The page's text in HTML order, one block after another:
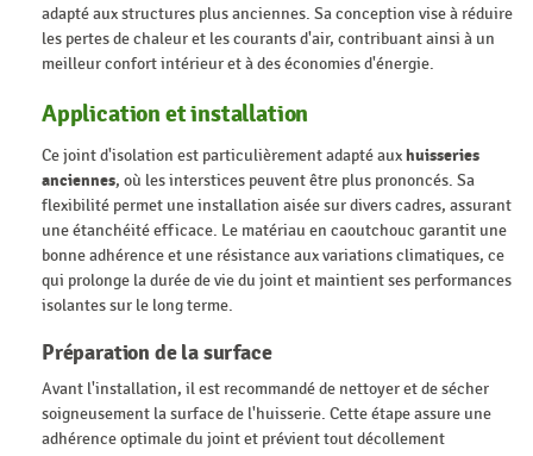
adapté aux structures plus anciennes. Sa conception vise à réduire
les pertes de chaleur et les courants d'air, contribuant ainsi à un
meilleur confort intérieur et à des économies d'énergie.
Application et installation
Ce joint d'isolation est particulièrement adapté auxhuisseries
anciennes, où les interstices peuvent être plus prononcés. Sa
flexibilité permet une installation aisée sur divers cadres, assurant
une étanchéité efficace. Le matériau en caoutchouc garantit une
bonne adhérence et une résistance aux variations climatiques, ce
qui prolonge la durée de vie du joint et maintient ses performances
isolantes sur le long terme.
Préparation de la surface
Avant l'installation, il est recommandé de nettoyer et de sécher
soigneusement la surface de l'huisserie. Cette étape assure une
adhérence optimale du joint et prévient tout décollement